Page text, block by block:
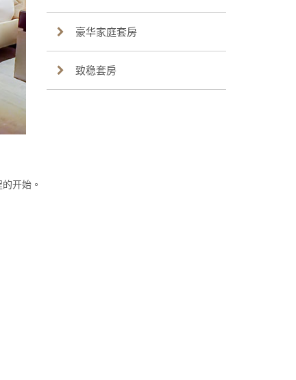
豪华家庭套房
致稳套房
开始。